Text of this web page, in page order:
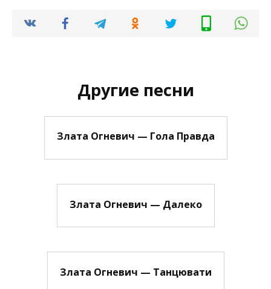
Другие песни
Злата Огневич — Гола Правда
Злата Огневич — Далеко
Злата Огневич — Танцювати